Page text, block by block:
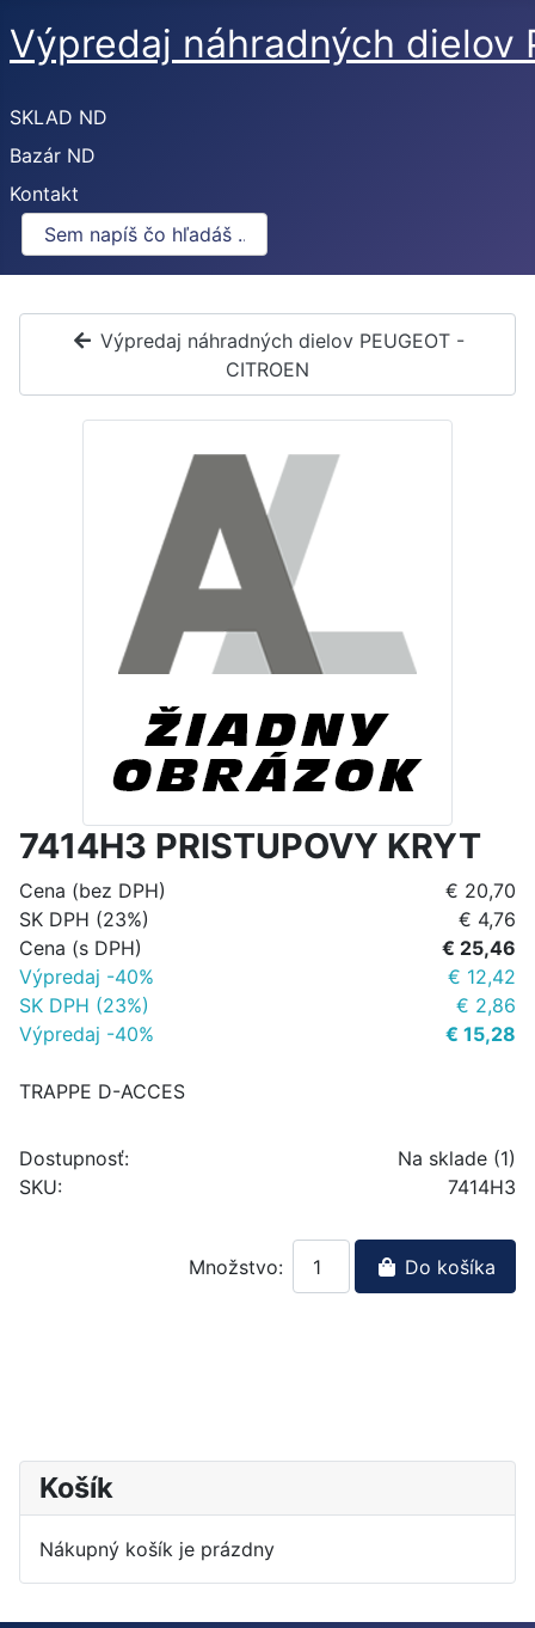
Výpredaj náhradných dielov
SKLAD ND
Bazár ND
Kontakt
Výpredaj náhradných dielov PEUGEOT -
CITROEN
7414H3 PRISTUPOVY KRYT
Cena (bez DPH)
€ 20,70
SK DPH (23%)
€ 4,76
Cena (s DPH)
€ 25,46
Výpredaj -40%
€ 12,42
SK DPH (23%)
€ 2,86
Výpredaj -40%
€ 15,28
TRAPPE D-ACCES
Dostupnosť:
Na sklade (1)
SKU:
7414H3
Množstvo: Do košíka
Košík
Nákupný košík je prázdny